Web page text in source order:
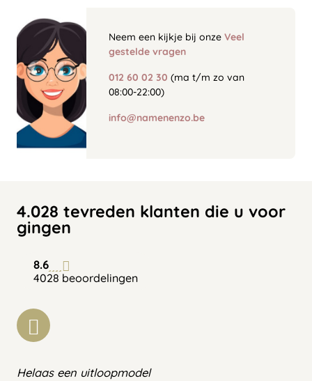
Neem een kijkje bij onze Veel
gestelde vragen
012 60 02 30 (ma t/m zo van
08:00-22:00)
info@namenenzo.be
4.028 tevreden klanten die u voor
gingen
8.6
4028 beoordelingen
Helaas een uitloopmodel